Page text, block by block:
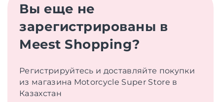
Вы еще не
зарегистрированы в
Meest Shopping?
Регистрируйтесь и доставляйте покупки
из магазина Motorcycle Super Store в
Казахстан